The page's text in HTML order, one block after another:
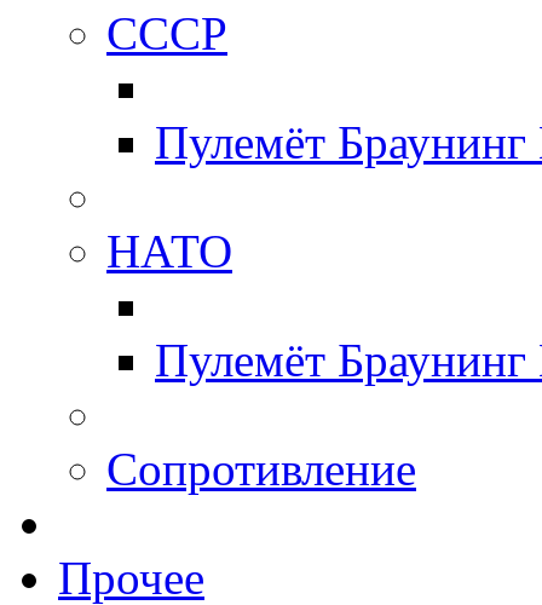
СССР
Пулемёт
НАТО
Пулемёт
Сопротивление
Прочее